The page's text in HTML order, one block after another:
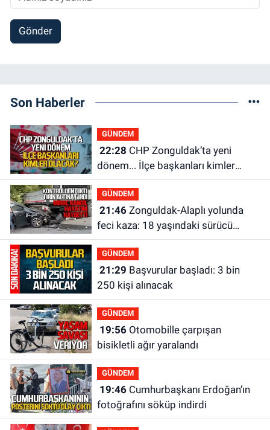
Gönder
Son Haberler
GÜNDEM
22:28
dönem... İlçe başkanları kimler
olacak?
GÜNDEM
21:46Zonguldak-Alaplı yolunda
feci kaza: 18 yaşındaki sürücü
hayatını kaybetti
GÜNDEM
21:29
250 kişi alınacak
GÜNDEM
19:56Otomobille çarpışan
bisikletli ağır yaralandı
GÜNDEM
19:46Cumhurbaşkanı Erdoğan’ın
fotoğrafını söküp indirdi